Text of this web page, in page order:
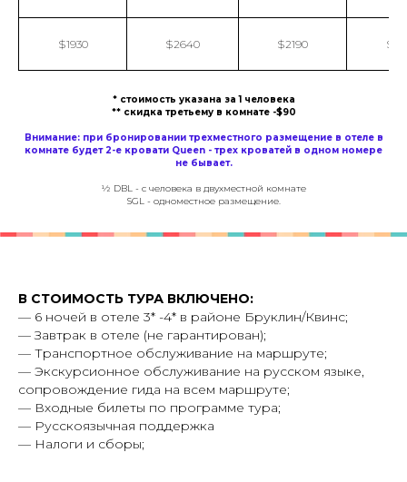
$1930 $2640 $2190
* стоимость указана за 1 человека
** скидка третьему в комнате -$90
Внимание: при бронировании трехместного размещение в отеле в
комнате будет 2-е кровати Queen - трех кроватей в одном номере
не бывает.
½ DBL - с человека в двухместной комнате
SGL - одноместное размещение.
В СТОИМОСТЬ ТУРА ВКЛЮЧЕНО:
— 6 ночей в отеле 3* -4* в районе Бруклин/Квинс;
— Завтрак в отеле (не гарантирован);
— Транспортное обслуживание на маршруте;
— Экскурсионное обслуживание на русском языке,
сопровождение гида на всем маршруте;
— Входные билеты по программе тура;
— Русскоязычная поддержка
— Налоги и сборы;